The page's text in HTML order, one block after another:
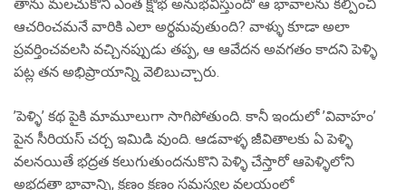
తాను మలచుకొని ఎంత క్షోభ అనుభవిస్తుందో ఆ భావాలను కల్పించి
ఆచరించమనే వారికి ఎలా అర్థమవుతుంది? వాళ్ళు కూడా అలా
ప్రవర్తించవలసి వచ్చినప్పుడు తప్ప, ఆ ఆవేదన అవగతం కాదని పెళ్ళి
పట్ల తన అభిప్రాయాన్ని వెలిబుచ్చారు.
’పెళ్ళి’ కథ పైకి మామూలుగా సాగిపోతుంది. కానీ ఇందులో ’వివాహం’
పైన సీరియస్ చర్చ ఇమిడి వుంది. ఆడవాళ్ళ జీవితాలకు ఏ పెళ్ళి
వలనయితే భద్రత కలుగుతుందనుకొని పెళ్ళి చేస్తారో ఆపెళ్ళిలోని
అభద్రతా భావాన్ని, క్షణం క్షణం సమస్యల వలయంలో